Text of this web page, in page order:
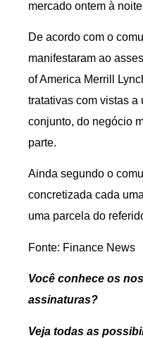
mercado ontem à
De acordo com o
manifestaram ao
of America Merrill
tratativas com vistas
conjunto, do negócio
parte.
Ainda segundo o
concretizada cada
uma parcela do
Fonte: Finance News
Você conhece os
assinaturas?
Veja todas as